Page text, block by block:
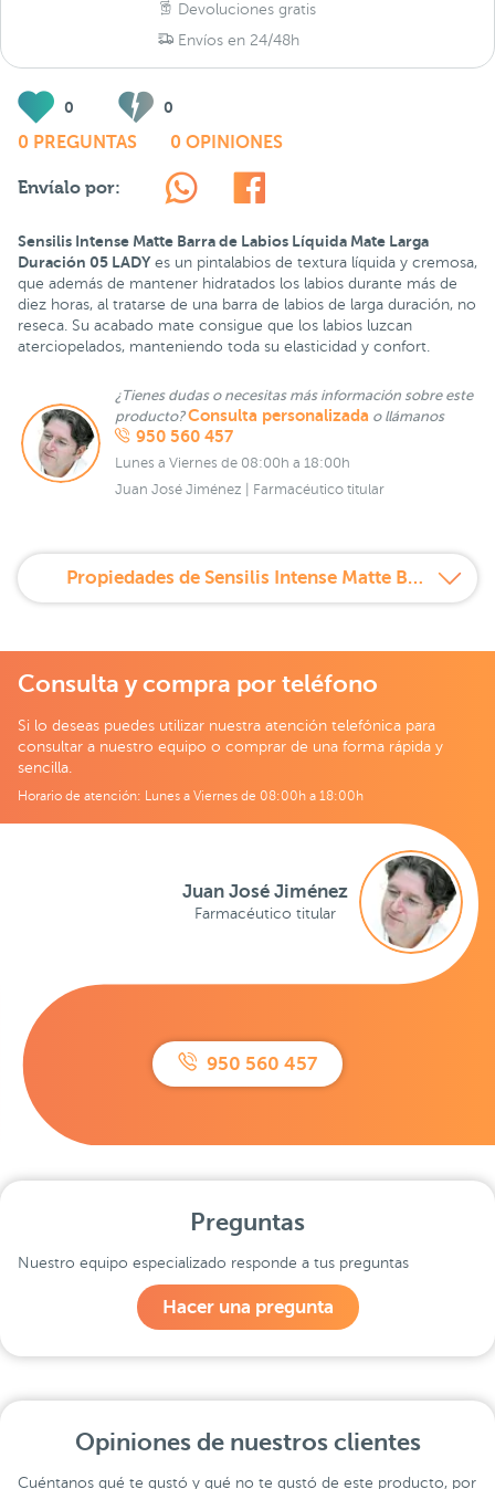
Devoluciones gratis
Envíos en 24/48h
0 0
0 PREGUNTAS 0 OPINIONES
Envíalo por:
Sensilis Intense Matte Barra de Labios Líquida Mate Larga
Duración 05 LADYes un pintalabios de textura líquida y cremosa,
que además de mantener hidratados los labios durante más de
diez horas, al tratarse de una barra de labios de larga duración, no
reseca. Su acabado mate consigue que los labios luzcan
aterciopelados, manteniendo toda su elasticidad y confort.
¿Tienes dudas o necesitas más información sobre este
producto?Consulta personalizada o llámanos
950 560 457
Lunes a Viernes de 08:00h a 18:00h
Juan José Jiménez | Farmacéutico titular
Propiedades de Sensilis Intense Matte Barra de Labios Líquida Mate Larga Duración 05 LADY
Consulta y compra por teléfono
Si lo deseas puedes utilizar nuestra atención telefónica para
consultar a nuestro equipo o comprar de una forma rápida y
sencilla.
Horario de atención: Lunes a Viernes de 08:00h a 18:00h
950 560 457
Juan José Jiménez
Farmacéutico titular
Preguntas
Nuestro equipo especializado responde a tus preguntas
Hacer una pregunta
Opiniones de nuestros clientes
Cuéntanos qué te gustó y qué no te gustó de este producto, por